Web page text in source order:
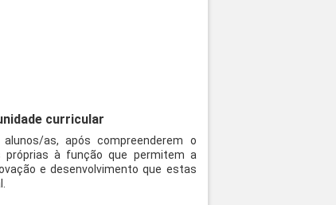
curricular
as, após compreenderem o
próprias à função que permitem a
e desenvolvimento que estas